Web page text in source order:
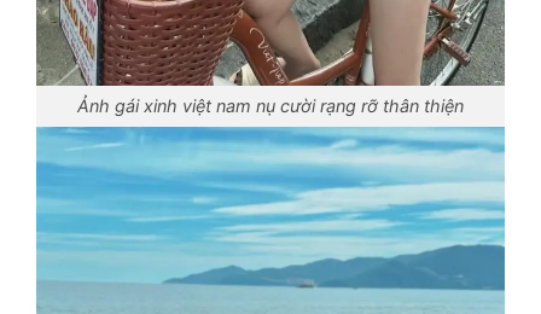
Ảnh gái xinh việt nam nụ cười rạng rỡ thân thiện